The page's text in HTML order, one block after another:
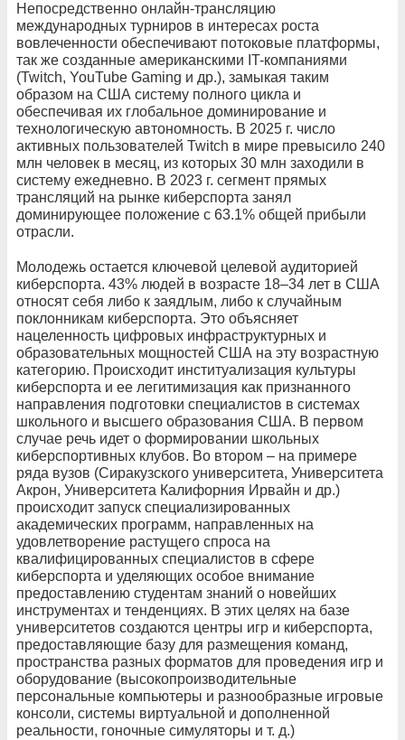
Непосредственно онлайн-трансляцию
международных турниров в интересах роста
вовлеченности обеспечивают потоковые платформы,
так же созданные американскими IT-компаниями
(Twitch, YouTube Gaming и др.), замыкая таким
образом на США систему полного цикла и
обеспечивая их глобальное доминирование и
технологическую автономность. В 2025 г. число
активных пользователей Twitch в мире превысило 240
млн человек в месяц, из которых 30 млн заходили в
систему ежедневно. В 2023 г. сегмент прямых
трансляций на рынке киберспорта занял
доминирующее положение с 63.1% общей прибыли
отрасли.
Молодежь остается ключевой целевой аудиторией
киберспорта. 43% людей в возрасте 18–34 лет в США
относят себя либо к заядлым, либо к случайным
поклонникам киберспорта. Это объясняет
нацеленность цифровых инфраструктурных и
образовательных мощностей США на эту возрастную
категорию. Происходит институализация культуры
киберспорта и ее легитимизация как признанного
направления подготовки специалистов в системах
школьного и высшего образования США. В первом
случае речь идет о формировании школьных
киберспортивных клубов. Во втором – на примере
ряда вузов (Сиракузского университета, Университета
Акрон, Университета Калифорния Ирвайн и др.)
происходит запуск специализированных
академических программ, направленных на
удовлетворение растущего спроса на
квалифицированных специалистов в сфере
киберспорта и уделяющих особое внимание
предоставлению студентам знаний о новейших
инструментах и тенденциях. В этих целях на базе
университетов создаются центры игр и киберспорта,
предоставляющие базу для размещения команд,
пространства разных форматов для проведения игр и
оборудование (высокопроизводительные
персональные компьютеры и разнообразные игровые
консоли, системы виртуальной и дополненной
реальности, гоночные симуляторы и т. д.)